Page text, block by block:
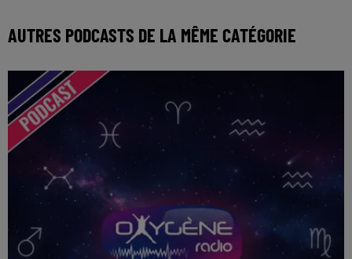
AUTRES PODCASTS DE LA MÊME CATÉGORIE